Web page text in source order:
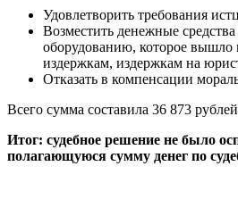
Удовлетворить требования
Возместить денежные средства
оборудованию, которое вышло
издержкам, издержкам на
Отказать в компенсации
Всего сумма составила 36 873
Итог: судебное решение не было
полагающуюся сумму денег по